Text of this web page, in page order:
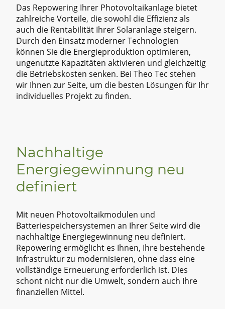
Das Repowering Ihrer Photovoltaikanlage bietet
zahlreiche Vorteile, die sowohl die Effizienz als
auch die Rentabilität Ihrer Solaranlage steigern.
Durch den Einsatz moderner Technologien
können Sie die Energieproduktion optimieren,
ungenutzte Kapazitäten aktivieren und gleichzeitig
die Betriebskosten senken. Bei Theo Tec stehen
wir Ihnen zur Seite, um die besten Lösungen für Ihr
individuelles Projekt zu finden.
Nachhaltige
Energiegewinnung neu
definiert
Mit neuen Photovoltaikmodulen und
Batteriespeichersystemen an Ihrer Seite wird die
nachhaltige Energiegewinnung neu definiert.
Repowering ermöglicht es Ihnen, Ihre bestehende
Infrastruktur zu modernisieren, ohne dass eine
vollständige Erneuerung erforderlich ist. Dies
schont nicht nur die Umwelt, sondern auch Ihre
finanziellen Mittel.